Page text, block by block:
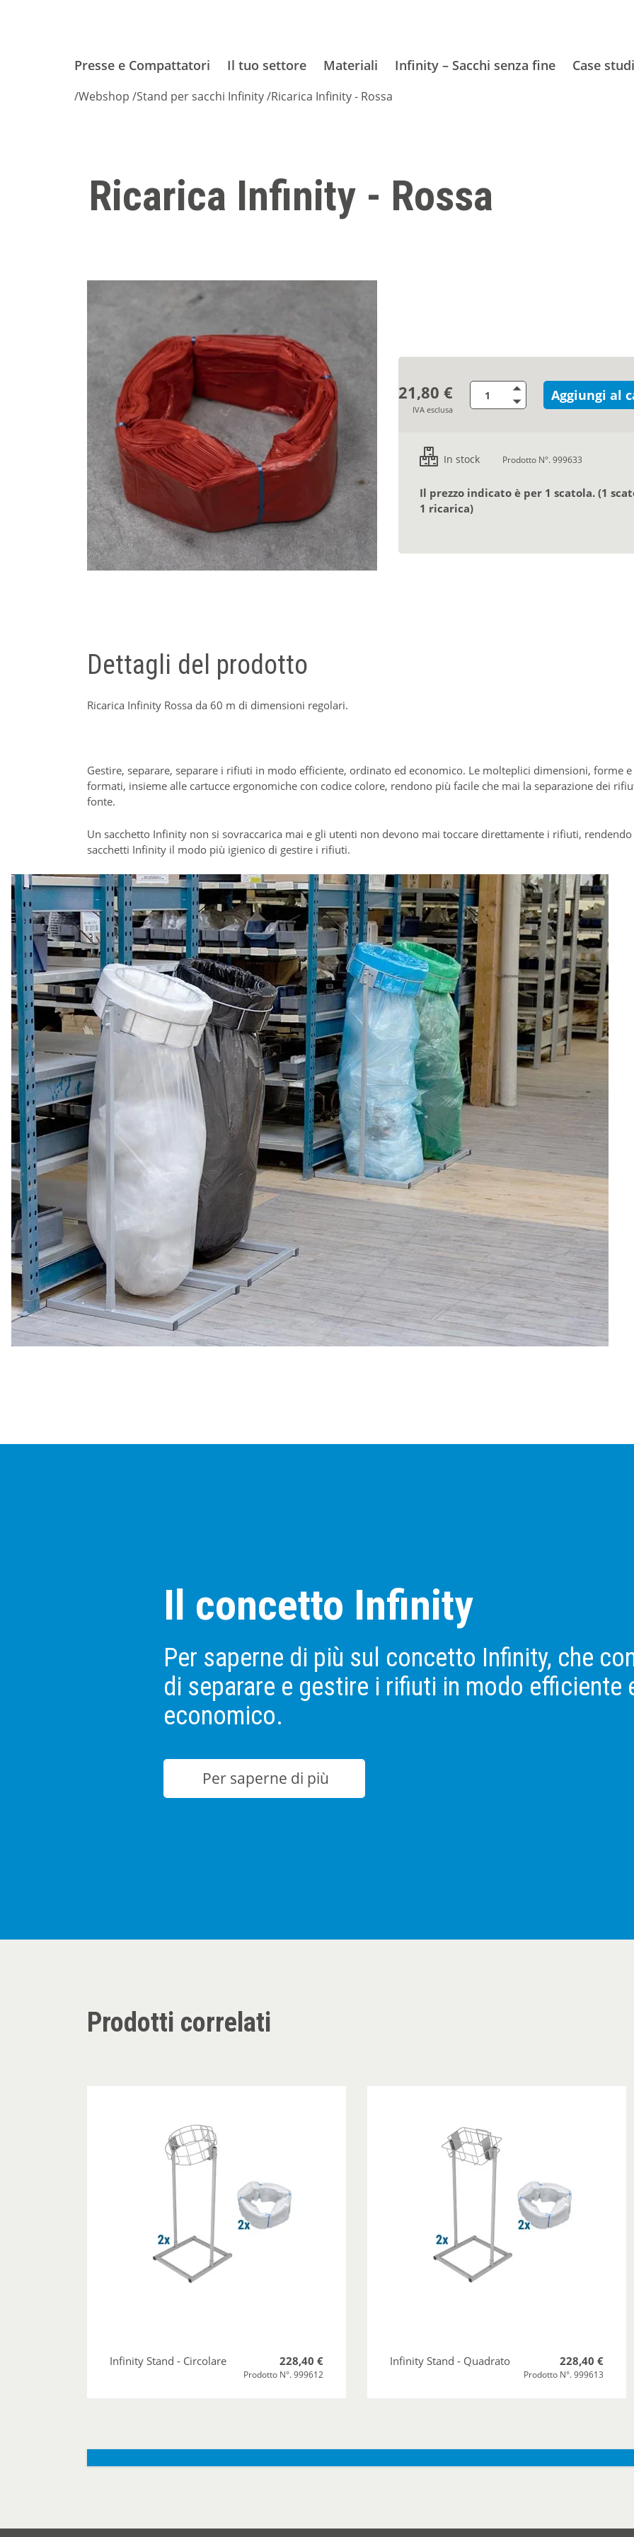
Presse e Compattatori Il tuo settore Materiali Infinity – Sacchi senza fine Case
/Webshop /Stand per sacchi Infinity/Ricarica Infinity - Rossa
Ricarica Infinity - Rossa
21,80 €
IVA esclusa
Aggiungi al
In stock Prodotto N°. 999633
Il prezzo indicato è per 1 scatola. (1
1 ricarica)
Dettagli del prodotto
Ricarica Infinity Rossa da 60 m di dimensioni regolari.
Gestire, separare, separare i rifiuti in modo efficiente, ordinato ed economico. Le molteplici dimensioni, forme e
formati, insieme alle cartucce ergonomiche con codice colore, rendono più facile che mai la separazione dei
fonte.
Un sacchetto Infinity non si sovraccarica mai e gli utenti non devono mai toccare direttamente i rifiuti, rendendo
sacchetti Infinity il modo più igienico di gestire i rifiuti.
Il concetto Infinity
Per saperne di più sul concetto Infinity, che
di separare e gestire i rifiuti in modo efficiente
economico.
Per saperne di più
Prodotti correlati
Infinity Stand - Circolare 228,40 €
Prodotto N°. 999612
Infinity Stand - Quadrato 228,40 €
Prodotto N°. 999613